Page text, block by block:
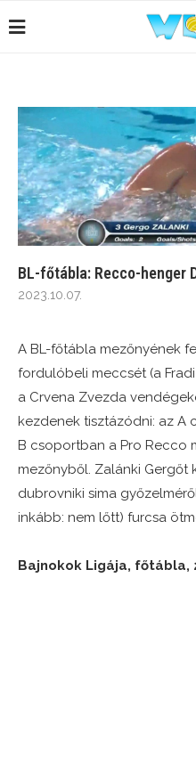
BL-főtábla: Recco-henger
2023.10.07.
A BL-főtábla mezőnyének
fordulóbeli meccsét (a
a Crvena Zvezda
kezdenek tisztázódni: az A
B csoportban a Pro Recco
mezőnyből. Zalánki Gergőt
dubrovniki sima
inkább: nem lőtt) furcsa
Bajnokok Ligája, főtábla,